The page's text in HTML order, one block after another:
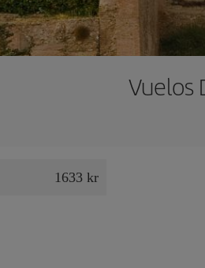
Vuelos
1633 kr